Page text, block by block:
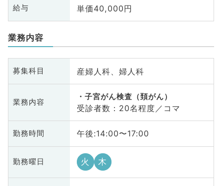
給与 単価40,000円
業務内容
募集科目 産婦人科、婦人科
業務内容
子宮がん検査（頚がん）
受診者数：20名程度／コマ
勤務時間 午後:14:00〜17:00
勤務曜日 火 木